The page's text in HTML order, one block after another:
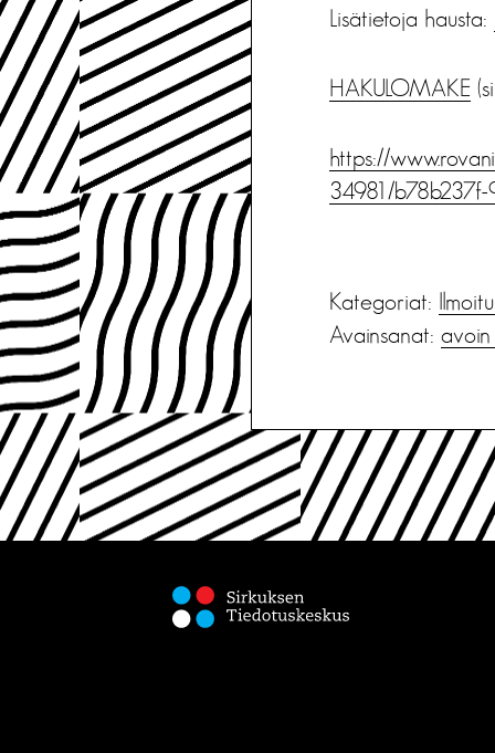
Lisätietoja hausta:
HAKULOMAKE
https://
34981/
Kategoriat:
Avainsanat: avoin